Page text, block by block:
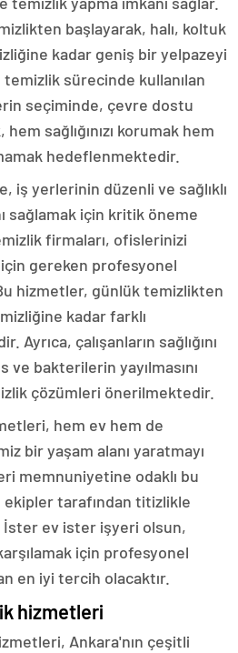
başlayarak, halı, koltuk
kadar geniş bir yelpazeyi
temizlik sürecinde kullanılan
seçiminde, çevre dostu
sağlığınızı korumak hem
hedeflenmektedir.
iş yerlerinin düzenli ve sağlıklı
sağlamak için kritik öneme
firmaları, ofislerinizi
gereken profesyonel
hizmetler, günlük temizlikten
kadar farklı
çalışanların sağlığını
bakterilerin yayılmasını
çözümleri önerilmektedir.
hem ev hem de
bir yaşam alanı yaratmayı
memnuniyetine odaklı bu
tarafından titizlikle
ev ister işyeri olsun,
için profesyonel
en iyi tercih olacaktır.
hizmetleri
Ankara'nın çeşitli